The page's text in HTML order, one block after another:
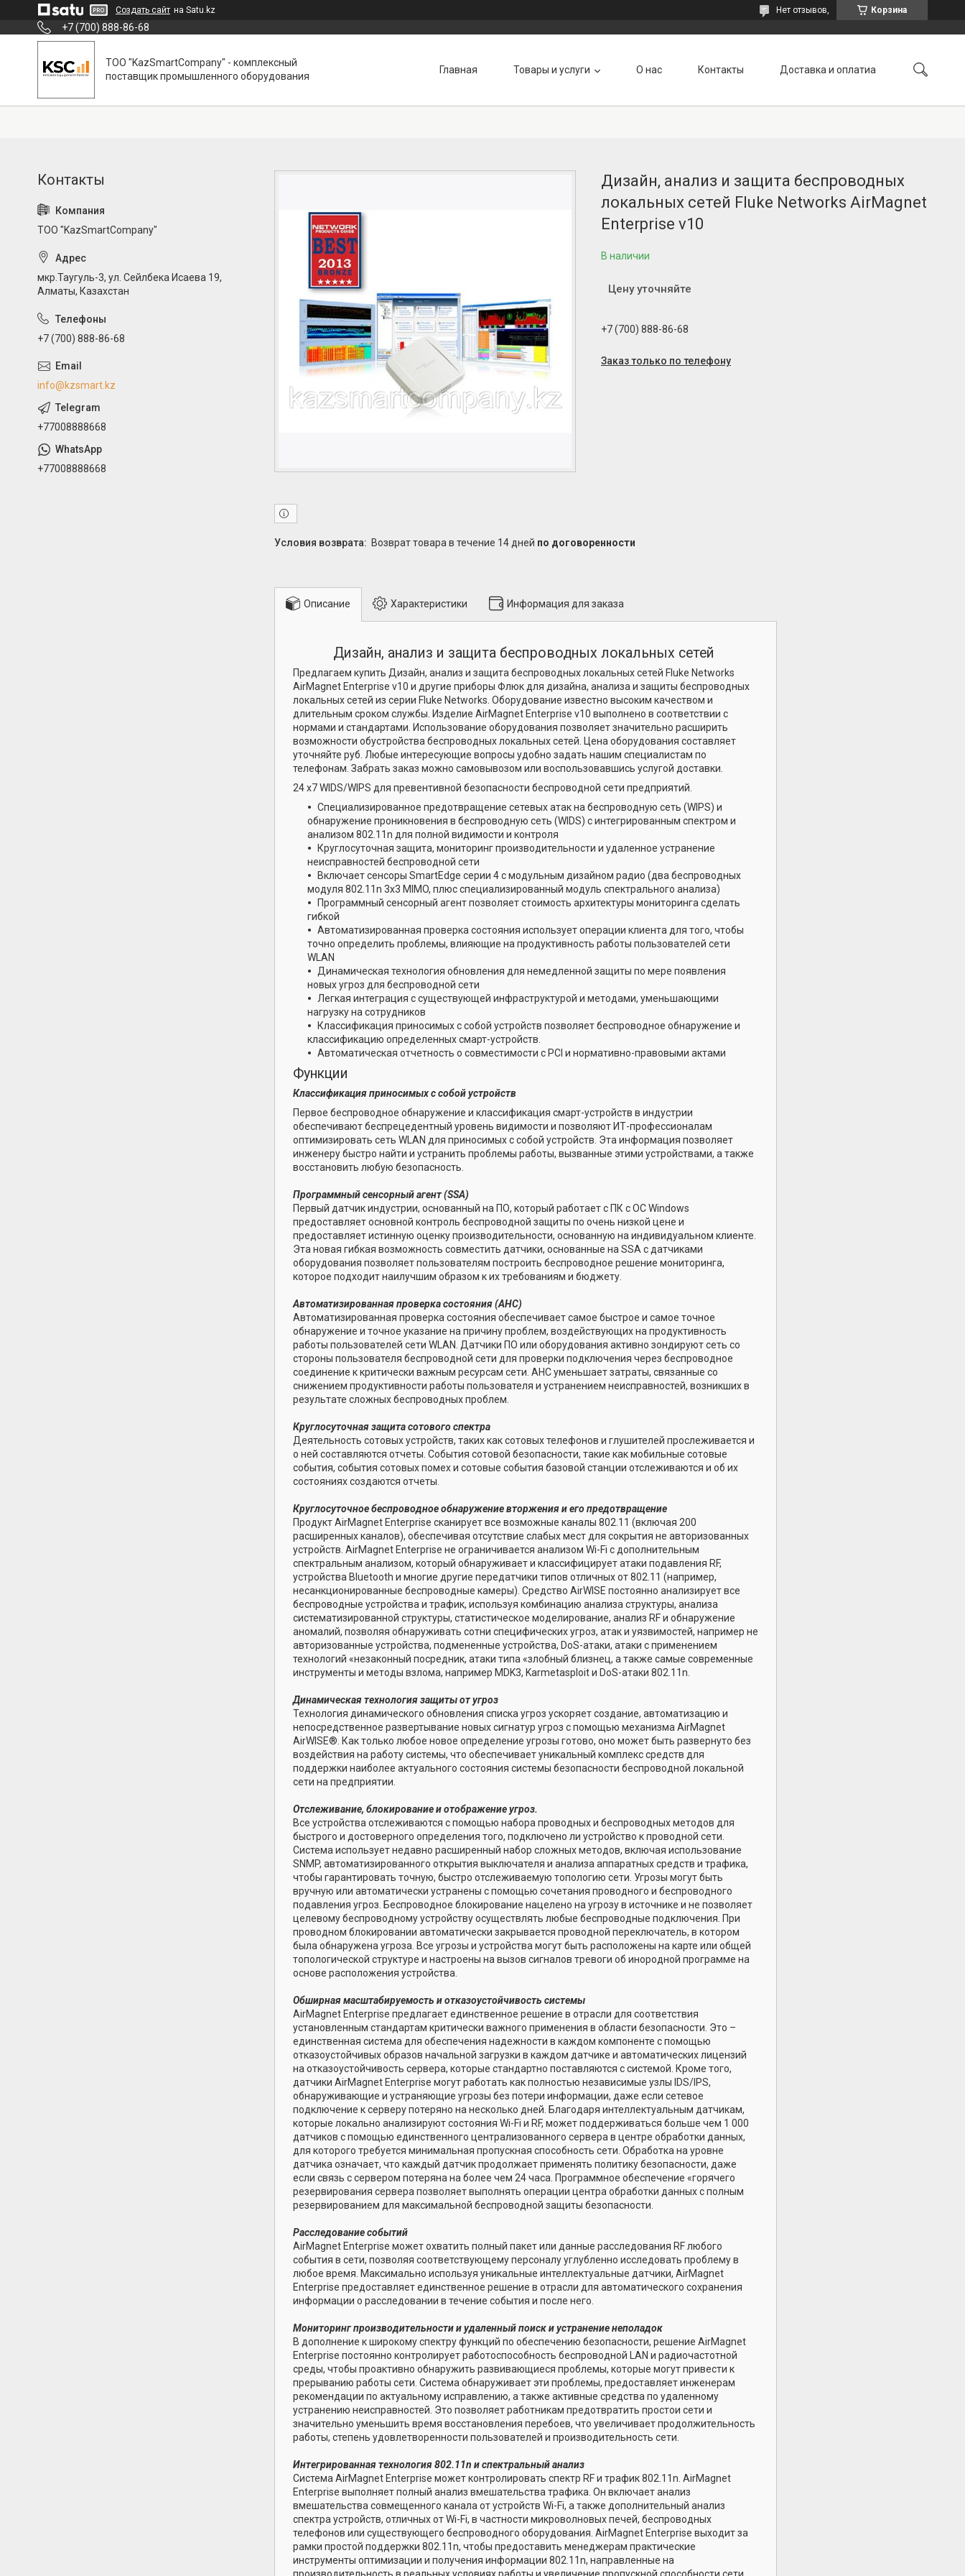
Создать сайт на Satu.kz Корзина
Нет отзывов,
+7 (700) 888-86-68
ТОО "KazSmartCompany" - комплексный
поставщик промышленного оборудования
Главная Товары и услуги О нас Контакты Доставка и оплатиа
Дизайн, анализ и защита беспроводных
локальных сетей Fluke Networks AirMagnet
Enterprise v10
В наличии
Цену уточняйте
+7 (700) 888-86-68
Заказ только по телефону
возврат товара в течение 14 дней по договоренности
Описание Характеристики Информация для заказа
Дизайн, анализ и защита беспроводных локальных сетей
Предлагаем купить Дизайн, анализ и защита беспроводных локальных сетей Fluke Networks
AirMagnet Enterprise v10 и другие приборы Флюк для дизайна, анализа и защиты беспроводных
локальных сетей из серии Fluke Networks. Оборудование известно высоким качеством и
длительным сроком службы. Изделие AirMagnet Enterprise v10 выполнено в соответствии с
нормами и стандартами. Использование оборудования позволяет значительно расширить
возможности обустройства беспроводных локальных сетей. Цена оборудования составляет
уточняйте руб. Любые интересующие вопросы удобно задать нашим специалистам по
телефонам. Забрать заказ можно самовывозом или воспользовавшись услугой доставки.
24 x7 WIDS/WIPS для превентивной безопасности беспроводной сети предприятий.
Специализированное предотвращение сетевых атак на беспроводную сеть (WIPS) и
обнаружение проникновения в беспроводную сеть (WIDS) с интегрированным спектром и
анализом 802.11n для полной видимости и контроля
Круглосуточная защита, мониторинг производительности и удаленное устранение
неисправностей беспроводной сети
Включает сенсоры SmartEdge серии 4 с модульным дизайном радио (два беспроводных
модуля 802.11n 3x3 MIMO, плюс специализированный модуль спектрального анализа)
Программный сенсорный агент позволяет стоимость архитектуры мониторинга сделать
гибкой
Автоматизированная проверка состояния использует операции клиента для того, чтобы
точно определить проблемы, влияющие на продуктивность работы пользователей сети
WLAN
Динамическая технология обновления для немедленной защиты по мере появления
новых угроз для беспроводной сети
Легкая интеграция с существующей инфраструктурой и методами, уменьшающими
нагрузку на сотрудников
Классификация приносимых с собой устройств позволяет беспроводное обнаружение и
классификацию определенных смарт-устройств.
Автоматическая отчетность о совместимости с PCI и нормативно-правовыми актами
Функции
Классификация приносимых с собой устройств
Первое беспроводное обнаружение и классификация смарт-устройств в индустрии
обеспечивают беспрецедентный уровень видимости и позволяют ИТ-профессионалам
оптимизировать сеть WLAN для приносимых с собой устройств. Эта информация позволяет
инженеру быстро найти и устранить проблемы работы, вызванные этими устройствами, а также
восстановить любую безопасность.
Программный сенсорный агент (SSA)
Первый датчик индустрии, основанный на ПО, который работает с ПК с ОС Windows
предоставляет основной контроль беспроводной защиты по очень низкой цене и
предоставляет истинную оценку производительности, основанную на индивидуальном клиенте.
Эта новая гибкая возможность совместить датчики, основанные на SSA с датчиками
оборудования позволяет пользователям построить беспроводное решение мониторинга,
которое подходит наилучшим образом к их требованиям и бюджету.
Автоматизированная проверка состояния (AHC)
Автоматизированная проверка состояния обеспечивает самое быстрое и самое точное
обнаружение и точное указание на причину проблем, воздействующих на продуктивность
работы пользователей сети WLAN. Датчики ПО или оборудования активно зондируют сеть со
стороны пользователя беспроводной сети для проверки подключения через беспроводное
соединение к критически важным ресурсам сети. AHC уменьшает затраты, связанные со
снижением продуктивности работы пользователя и устранением неисправностей, возникших в
результате сложных беспроводных проблем.
Круглосуточная защита сотового спектра
Деятельность сотовых устройств, таких как сотовых телефонов и глушителей прослеживается и
о ней составляются отчеты. События сотовой безопасности, такие как мобильные сотовые
события, события сотовых помех и сотовые события базовой станции отслеживаются и об их
состояниях создаются отчеты.
Круглосуточное беспроводное обнаружение вторжения и его предотвращение
Продукт AirMagnet Enterprise сканирует все возможные каналы 802.11 (включая 200
расширенных каналов), обеспечивая отсутствие слабых мест для сокрытия не авторизованных
устройств. AirMagnet Enterprise не ограничивается анализом Wi-Fi с дополнительным
спектральным анализом, который обнаруживает и классифицирует атаки подавления RF,
устройства Bluetooth и многие другие передатчики типов отличных от 802.11 (например,
несанкционированные беспроводные камеры). Средство AirWISE постоянно анализирует все
беспроводные устройства и трафик, используя комбинацию анализа структуры, анализа
систематизированной структуры, статистическое моделирование, анализ RF и обнаружение
аномалий, позволяя обнаруживать сотни специфических угроз, атак и уязвимостей, например не
авторизованные устройства, подмененные устройства, DoS-атаки, атаки с применением
технологий «незаконный посредник, атаки типа «злобный близнец, а также самые современные
инструменты и методы взлома, например MDK3, Karmetasploit и DoS-атаки 802.11n.
Динамическая технология защиты от угроз
Технология динамического обновления списка угроз ускоряет создание, автоматизацию и
непосредственное развертывание новых сигнатур угроз с помощью механизма AirMagnet
AirWISE®. Как только любое новое определение угрозы готово, оно может быть развернуто без
воздействия на работу системы, что обеспечивает уникальный комплекс средств для
поддержки наиболее актуального состояния системы безопасности беспроводной локальной
сети на предприятии.
Отслеживание, блокирование и отображение угроз.
Все устройства отслеживаются с помощью набора проводных и беспроводных методов для
быстрого и достоверного определения того, подключено ли устройство к проводной сети.
Система использует недавно расширенный набор сложных методов, включая использование
SNMP, автоматизированного открытия выключателя и анализа аппаратных средств и трафика,
чтобы гарантировать точную, быстро отслеживаемую топологию сети. Угрозы могут быть
вручную или автоматически устранены с помощью сочетания проводного и беспроводного
подавления угроз. Беспроводное блокирование нацелено на угрозу в источнике и не позволяет
целевому беспроводному устройству осуществлять любые беспроводные подключения. При
проводном блокировании автоматически закрывается проводной переключатель, в котором
была обнаружена угроза. Все угрозы и устройства могут быть расположены на карте или общей
топологической структуре и настроены на вызов сигналов тревоги об инородной программе на
основе расположения устройства.
Обширная масштабируемость и отказоустойчивость системы
AirMagnet Enterprise предлагает единственное решение в отрасли для соответствия
установленным стандартам критически важного применения в области безопасности. Это –
единственная система для обеспечения надежности в каждом компоненте с помощью
отказоустойчивых образов начальной загрузки в каждом датчике и автоматических лицензий
на отказоустойчивость сервера, которые стандартно поставляются с системой. Кроме того,
датчики AirMagnet Enterprise могут работать как полностью независимые узлы IDS/IPS,
обнаруживающие и устраняющие угрозы без потери информации, даже если сетевое
подключение к серверу потеряно на несколько дней. Благодаря интеллектуальным датчикам,
которые локально анализируют состояния Wi-Fi и RF, может поддерживаться больше чем 1 000
датчиков с помощью единственного централизованного сервера в центре обработки данных,
для которого требуется минимальная пропускная способность сети. Обработка на уровне
датчика означает, что каждый датчик продолжает применять политику безопасности, даже
если связь с сервером потеряна на более чем 24 часа. Программное обеспечение «горячего
резервирования сервера позволяет выполнять операции центра обработки данных с полным
резервированием для максимальной беспроводной защиты безопасности.
Расследование событий
AirMagnet Enterprise может охватить полный пакет или данные расследования RF любого
события в сети, позволяя соответствующему персоналу углубленно исследовать проблему в
любое время. Максимально используя уникальные интеллектуальные датчики, AirMagnet
Enterprise предоставляет единственное решение в отрасли для автоматического сохранения
информации о расследовании в течение события и после него.
Мониторинг производительности и удаленный поиск и устранение неполадок
В дополнение к широкому спектру функций по обеспечению безопасности, решение AirMagnet
Enterprise постоянно контролирует работоспособность беспроводной LAN и радиочастотной
среды, чтобы проактивно обнаружить развивающиеся проблемы, которые могут привести к
прерыванию работы сети. Система обнаруживает эти проблемы, предоставляет инженерам
рекомендации по актуальному исправлению, а также активные средства по удаленному
устранению неисправностей. Это позволяет работникам предотвратить простои сети и
значительно уменьшить время восстановления перебоев, что увеличивает продолжительность
работы, степень удовлетворенности пользователей и производительность сети.
Интегрированная технология 802.11n и спектральный анализ
Система AirMagnet Enterprise может контролировать спектр RF и трафик 802.11n. AirMagnet
Enterprise выполняет полный анализ вмешательства трафика. Он включает анализ
вмешательства совмещенного канала от устройств Wi-Fi, а также дополнительный анализ
спектра устройств, отличных от Wi-Fi, в частности микроволновых печей, беспроводных
телефонов или существующего беспроводного оборудования. AirMagnet Enterprise выходит за
рамки простой поддержки 802.11n, чтобы предоставить менеджерам практические
инструменты оптимизации и получения информации 802.11n, направленные на
ТОО "KazSmartCompany"
мкр.Таугуль-3, ул. Сейлбека Исаева 19,
Алматы, Казахстан
+7 (700) 888-86-68
info@kzsmart.kz
+77008888668
+77008888668